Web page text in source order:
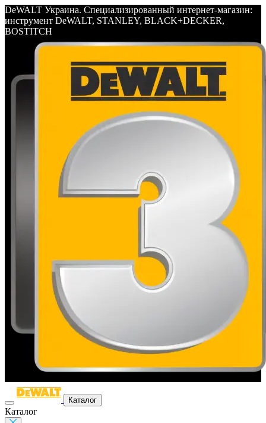
DeWALT Украина. Специализированный интернет-магазин:
инструмент DeWALT, STANLEY, BLACK+DECKER,
BOSTITCH
Каталог
Каталог